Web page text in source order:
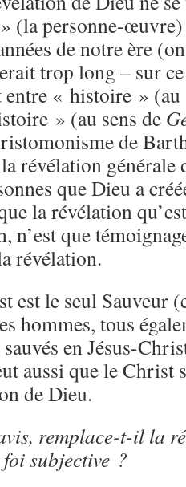
(la personne-œuvre)
de notre ère
trop long – sur
« histoire » (au
» (au sens de
de
révélation générale
que Dieu a
la révélation
n’est que
révélation.
est le seul Sauveur
hommes, tous
en Jésus-
aussi que le Christ
de Dieu.
remplace-t-il la
subjective ?